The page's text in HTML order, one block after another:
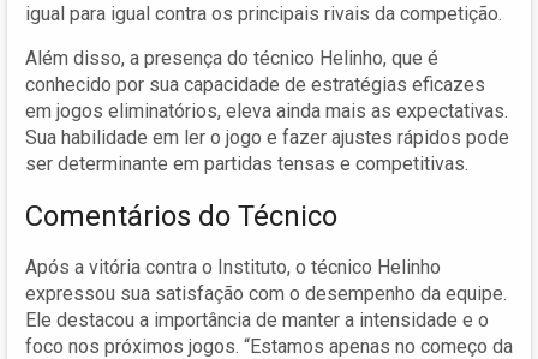
igual para igual contra os principais rivais da competição.
Além disso, a presença do técnico Helinho, que é
conhecido por sua capacidade de estratégias eficazes
em jogos eliminatórios, eleva ainda mais as expectativas.
Sua habilidade em ler o jogo e fazer ajustes rápidos pode
ser determinante em partidas tensas e competitivas.
Comentários do Técnico
Após a vitória contra o Instituto, o técnico Helinho
expressou sua satisfação com o desempenho da equipe.
Ele destacou a importância de manter a intensidade e o
foco nos próximos jogos. “Estamos apenas no começo da